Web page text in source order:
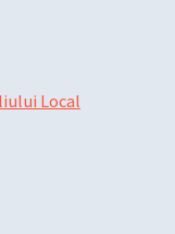
Local